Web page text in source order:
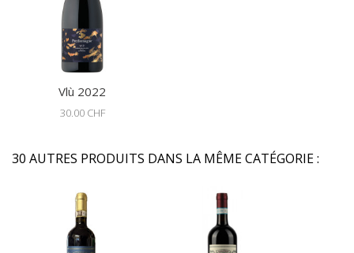
Vlù 2022
30.00 CHF
30 AUTRES PRODUITS DANS LA MÊME CATÉGORIE :